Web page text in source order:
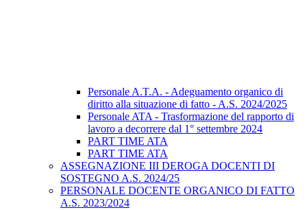
Personale A.T.A. - Adeguamento organico di
diritto alla situazione di fatto - A.S. 2024/2025
Personale ATA - Trasformazione del rapporto di
lavoro a decorrere dal 1° settembre 2024
PART TIME ATA
PART TIME ATA
ASSEGNAZIONE III DEROGA DOCENTI DI
SOSTEGNO A.S. 2024/25
PERSONALE DOCENTE ORGANICO DI FATTO
A.S. 2023/2024